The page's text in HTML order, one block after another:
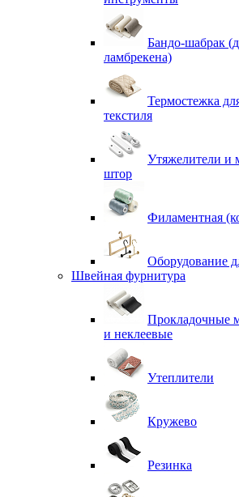
Бандо-шабрак
ламбрекена)
Термостежка
текстиля
Утяжелители и
штор
Филаментная
Оборудование
Швейная фурнитура
Прокладочные
и неклеевые
Утеплители
Кружево
Резинка